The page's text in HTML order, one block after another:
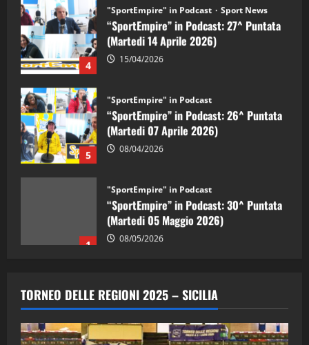
4
“SportEmpire” in Podcast: 27^ Puntata
(Martedi 14 Aprile 2026)
5
“SportEmpire” in Podcast: 26^ Puntata
(Martedi 07 Aprile 2026)
1
“SportEmpire” in Podcast: 30^ Puntata
(Martedi 05 Maggio 2026)
2
“SportEmpire” in Podcast: 29^ Puntata
(Martedi 28 Aprile 2026)
TORNEO DELLE REGIONI 2025 – SICILIA